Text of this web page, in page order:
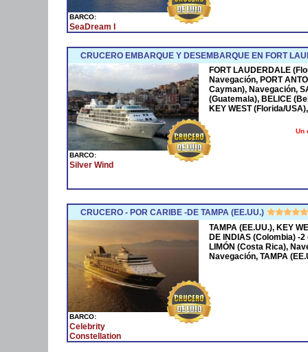
BARCO:
SeaDream I
CRUCERO EMBARQUE Y DESEMBARQUE EN FORT
BARCO:
Silver Wind
FORT LAUDERDALE
Navegación, PORT
Cayman), Navegación,
(Guatemala), BELICE
KEY WEST (Florida/
Un
CRUCERO - POR CARIBE -DE TAMPA (EE.UU.)
BARCO:
Celebrity
Constellation
TAMPA (EE.UU.), KEY
DE INDIAS (Colombia) -
LIMÓN (Costa Rica),
Navegación, TAMPA